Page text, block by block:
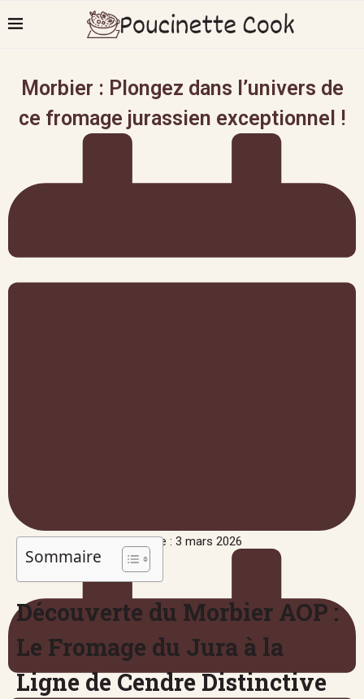
Morbier : Plongez dans l’univers de
ce fromage jurassien exceptionnel !
Publié le : 3 mars 2026
Sommaire
Découverte du Morbier AOP :
Le Fromage du Jura à la
Ligne de Cendre Distinctive